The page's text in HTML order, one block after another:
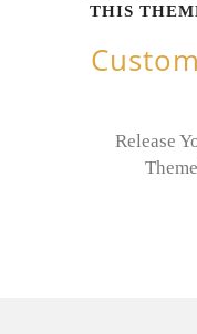
THIS
Release